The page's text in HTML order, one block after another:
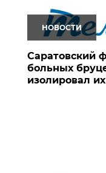
НОВОСТИ
Саратовский
больных
изолировал их